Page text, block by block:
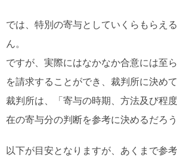
では、特別の寄与としていくらもらえ
ん。
ですが、実際にはなかなか合意には至
を請求することができ、裁判所に決め
裁判所は、「寄与の時期、方法及び程
在の寄与分の判断を参考に決めるだろ
以下が目安となりますが、あくまで参